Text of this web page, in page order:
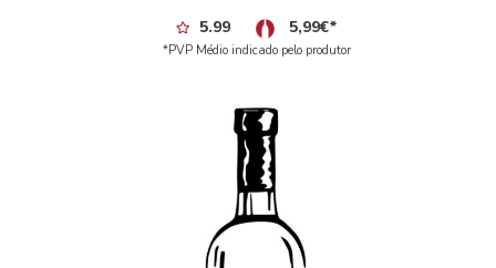
5.99 5,99€*
*PVP Médio indicado pelo produtor